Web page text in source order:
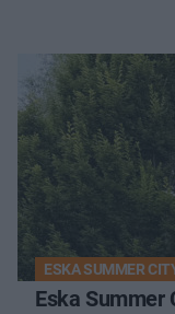
ESKA SUMMER
Eska Summer